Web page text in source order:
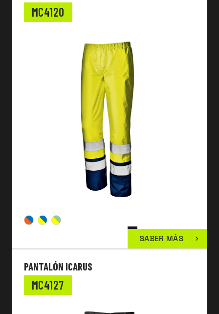
MC4120
SABER MÁS
PANTALÓN ICARUS
MC4127